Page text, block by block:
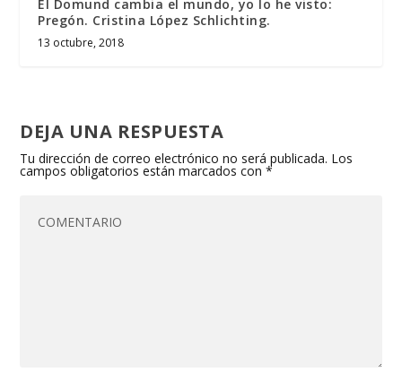
El Domund cambia el mundo, yo lo he visto:
Pregón. Cristina López Schlichting.
13 octubre, 2018
DEJA UNA RESPUESTA
Tu dirección de correo electrónico no será publicada. Los
campos obligatorios están marcados con*